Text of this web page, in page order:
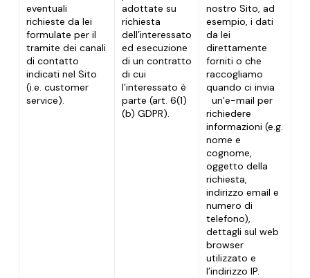
eventuali
richieste da lei
formulate per il
tramite dei canali
di contatto
indicati nel Sito
(i.e. customer
service).
adottate su
richiesta
dell’interessato
ed esecuzione
di un contratto
di cui
l’interessato è
parte (art. 6(1)
(b) GDPR).
nostro Sito, ad
esempio, i dati
da lei
direttamente
forniti o che
raccogliamo
quando ci invia
un’e-mail per
richiedere
informazioni (e.g.
nome e
cognome,
oggetto della
richiesta,
indirizzo email e
numero di
telefono),
dettagli sul web
browser
utilizzato e
l’indirizzo IP.